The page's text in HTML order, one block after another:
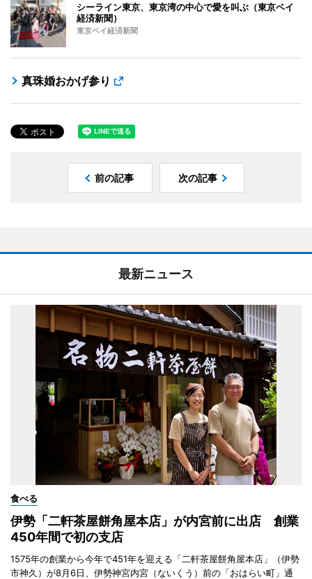
シーライン東京、東京湾の中心で愛を叫ぶ（東京ベイ
経済新聞）
東京ベイ経済新聞
真珠婚おかげ参り
前の記事 次の記事
最新ニュース
食べる
伊勢「二軒茶屋餅角屋本店」が内宮前に出店 創業
450年間で初の支店
1575年の創業から今年で451年を迎える「二軒茶屋餅角屋本店」（伊勢
市神久）が8月6日、伊勢神宮内宮（ないくう）前の「おはらい町」通